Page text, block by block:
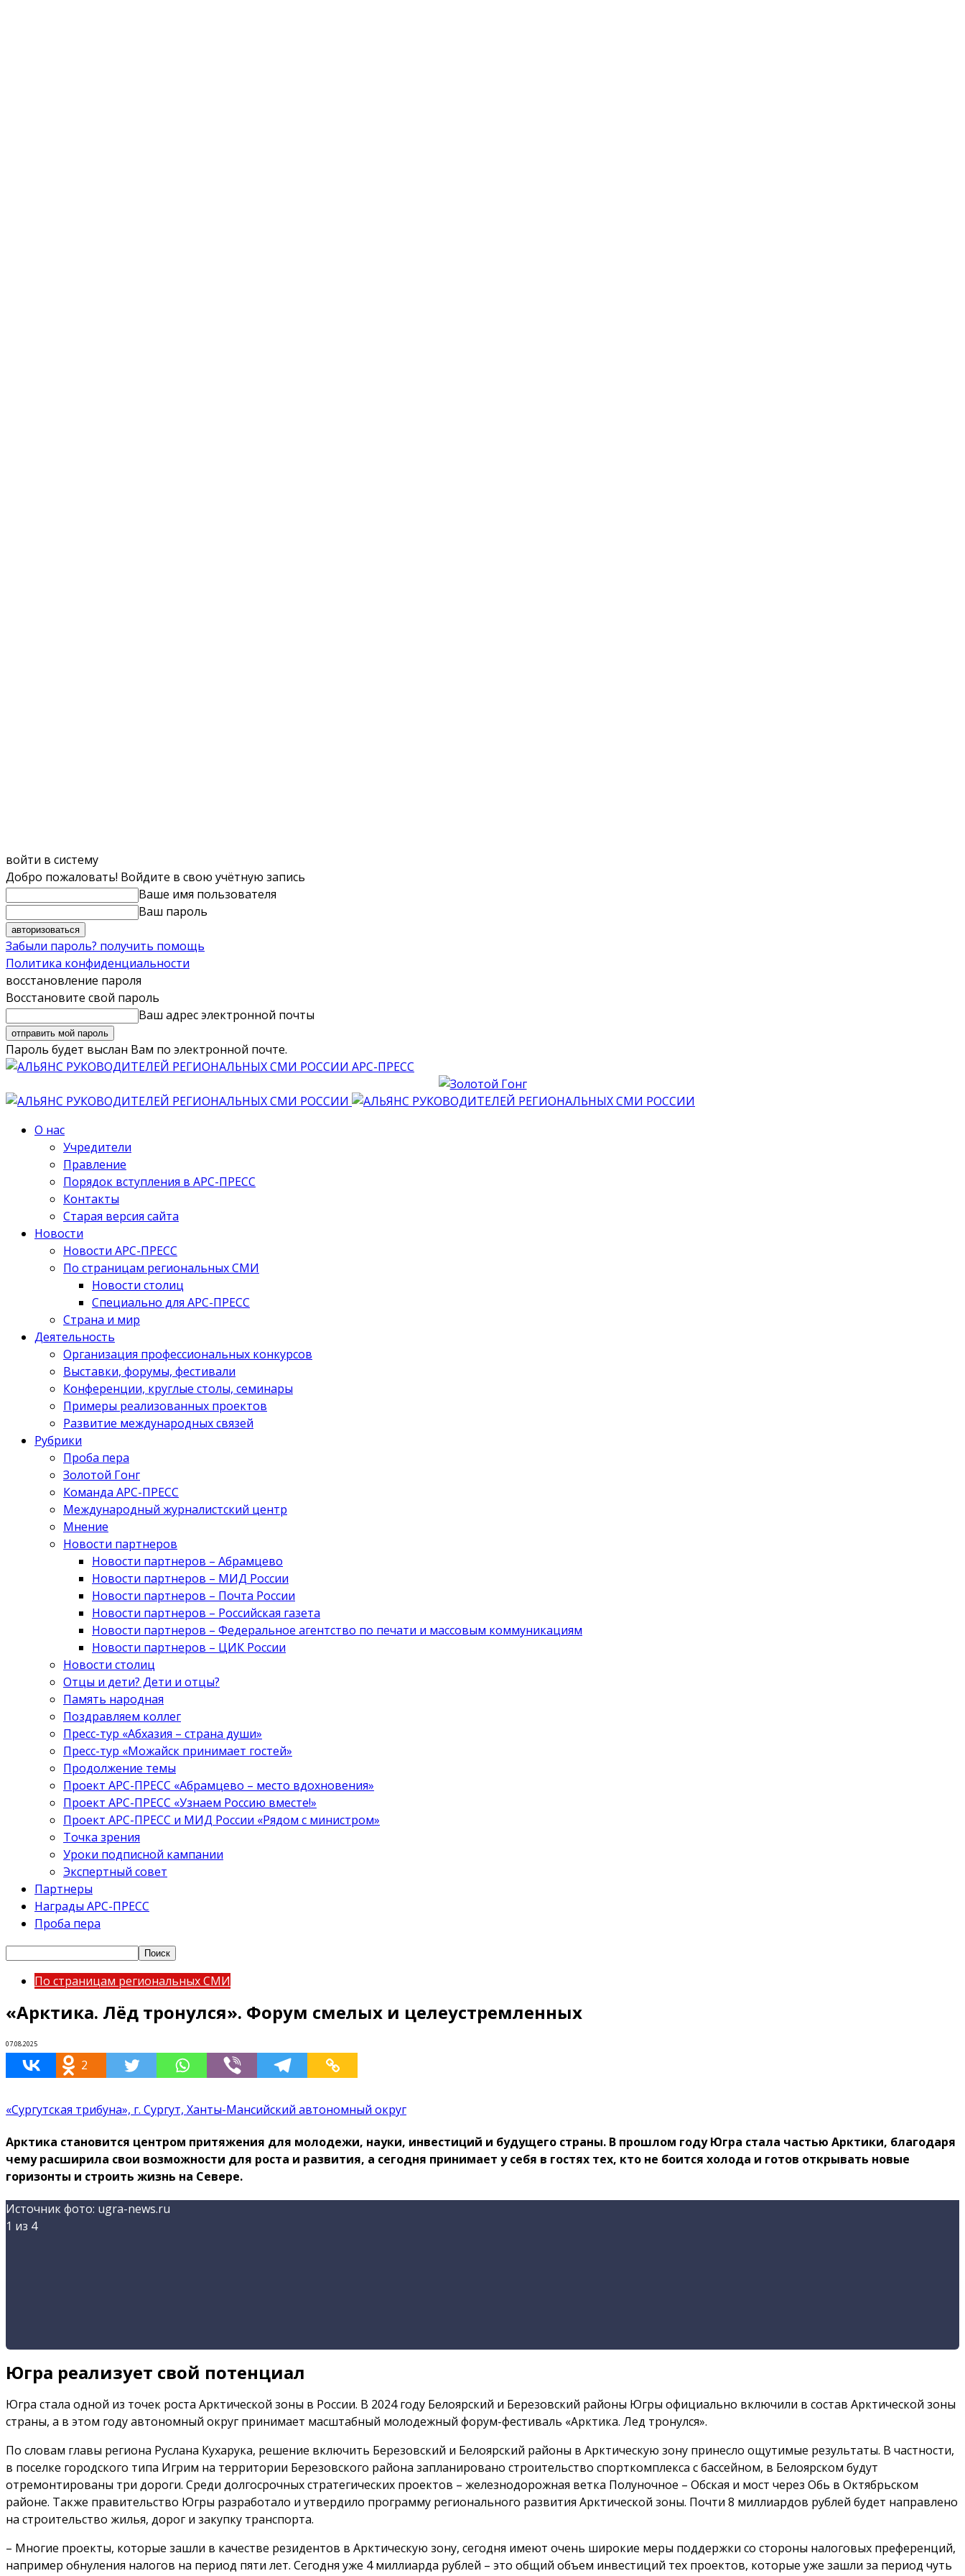
войти в систему
Добро пожаловать! Войдите в свою учётную запись
Ваше имя пользователя
Ваш пароль
Забыли пароль? получить помощь
Политика конфиденциальности
восстановление пароля
Восстановите свой пароль
Ваш адрес электронной почты
Пароль будет выслан Вам по электронной почте.
АРС-ПРЕСС
О нас
Учредители
Правление
Порядок вступления в АРС-ПРЕСС
Контакты
Старая версия сайта
Новости
Новости АРС-ПРЕСС
По страницам региональных СМИ
Новости столиц
Специально для АРС-ПРЕСС
Страна и мир
Деятельность
Организация профессиональных конкурсов
Выставки, форумы, фестивали
Конференции, круглые столы, семинары
Примеры реализованных проектов
Развитие международных связей
Рубрики
Проба пера
Золотой Гонг
Команда АРС-ПРЕСС
Международный журналистский центр
Мнение
Новости партнеров
Новости партнеров – Абрамцево
Новости партнеров – МИД России
Новости партнеров – Почта России
Новости партнеров – Российская газета
Новости партнеров – Федеральное агентство по печати и массовым коммуникациям
Новости партнеров – ЦИК России
Новости столиц
Отцы и дети? Дети и отцы?
Память народная
Поздравляем коллег
Пресс-тур «Абхазия – страна души»
Пресс-тур «Можайск принимает гостей»
Продолжение темы
Проект АРС-ПРЕСС «Абрамцево – место вдохновения»
Проект АРС-ПРЕСС «Узнаем Россию вместе!»
Проект АРС-ПРЕСС и МИД России «Рядом с министром»
Точка зрения
Уроки подписной кампании
Экспертный совет
Партнеры
Награды АРС-ПРЕСС
Проба пера
По страницам региональных СМИ
«Арктика. Лёд тронулся». Форум смелых и целеустремленных
07.08.2025
2
«Сургутская трибуна», г. Сургут, Ханты-Мансийский автономный округ
Арктика становится центром притяжения для молодежи, науки, инвестиций и будущего страны. В прошлом году Югра стала частью Арктики, благодаря
чему расширила свои возможности для роста и развития, а сегодня принимает у себя в гостях тех, кто не боится холода и готов открывать новые
горизонты и строить жизнь на Севере.
Источник фото: ugra-news.ru
1 из 4
Югра реализует свой потенциал
Югра стала одной из точек роста Арктической зоны в России. В 2024 году Белоярский и Березовский районы Югры официально включили в состав Арктической зоны
страны, а в этом году автономный округ принимает масштабный молодежный форум-фестиваль «Арктика. Лед тронулся».
По словам главы региона Руслана Кухарука, решение включить Березовский и Белоярский районы в Арктическую зону принесло ощутимые результаты. В частности,
в поселке городского типа Игрим на территории Березовского района запланировано строительство спорткомплекса с бассейном, в Белоярском будут
отремонтированы три дороги. Среди долгосрочных стратегических проектов – железнодорожная ветка Полуночное – Обская и мост через Обь в Октябрьском
районе. Также правительство Югры разработало и утвердило программу регионального развития Арктической зоны. Почти 8 миллиардов рублей будет направлено
на строительство жилья, дорог и закупку транспорта.
– Многие проекты, которые зашли в качестве резидентов в Арктическую зону, сегодня имеют очень широкие меры поддержки со стороны налоговых преференций,
например обнуления налогов на период пяти лет. Сегодня уже 4 миллиарда рублей – это общий объем инвестиций тех проектов, которые уже зашли за период чуть